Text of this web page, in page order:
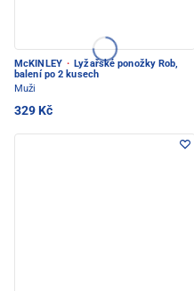
McKINLEY · Lyžařské ponožky Rob,
balení po 2 kusech
Muži
329 Kč